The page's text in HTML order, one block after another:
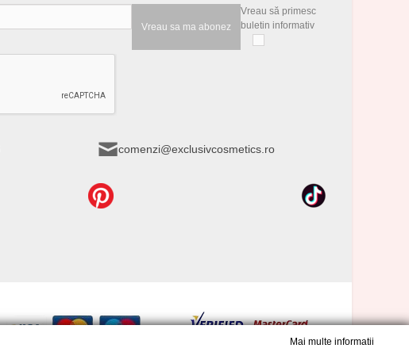
Vreau sa ma abonez
Vreau să primesc
buletin informativ
comenzi@exclusivcosmetics.ro
Mai multe informatii